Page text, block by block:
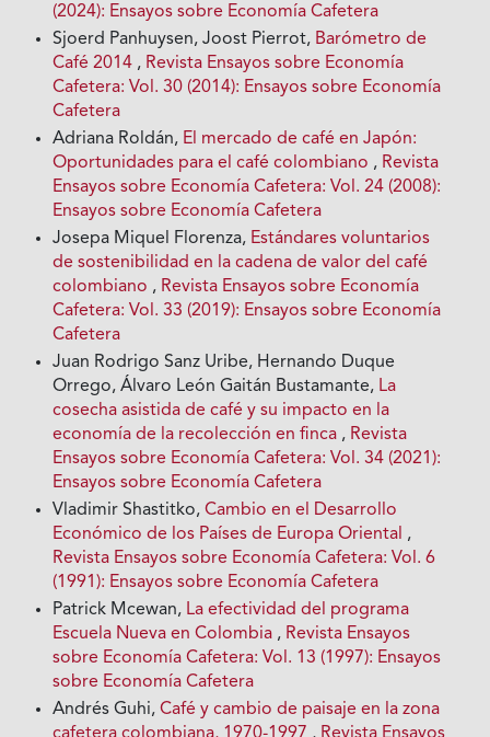
(2024): Ensayos sobre Economía Cafetera
Sjoerd Panhuysen, Joost Pierrot, Barómetro de
Café 2014 , Revista Ensayos sobre Economía
Cafetera: Vol. 30 (2014): Ensayos sobre Economía
Cafetera
Adriana Roldán, El mercado de café en Japón:
Oportunidades para el café colombiano , Revista
Ensayos sobre Economía Cafetera: Vol. 24 (2008):
Ensayos sobre Economía Cafetera
Josepa Miquel Florenza, Estándares voluntarios
de sostenibilidad en la cadena de valor del café
colombiano , Revista Ensayos sobre Economía
Cafetera: Vol. 33 (2019): Ensayos sobre Economía
Cafetera
Juan Rodrigo Sanz Uribe, Hernando Duque
Orrego, Álvaro León Gaitán Bustamante, La
cosecha asistida de café y su impacto en la
economía de la recolección en finca , Revista
Ensayos sobre Economía Cafetera: Vol. 34 (2021):
Ensayos sobre Economía Cafetera
Vladimir Shastitko,Cambio en el Desarrollo
Económico de los Países de Europa Oriental ,
Revista Ensayos sobre Economía Cafetera: Vol. 6
(1991): Ensayos sobre Economía Cafetera
Patrick Mcewan, La efectividad del programa
Escuela Nueva en Colombia , Revista Ensayos
sobre Economía Cafetera: Vol. 13 (1997): Ensayos
sobre Economía Cafetera
Andrés Guhi,Café y cambio de paisaje en la zona